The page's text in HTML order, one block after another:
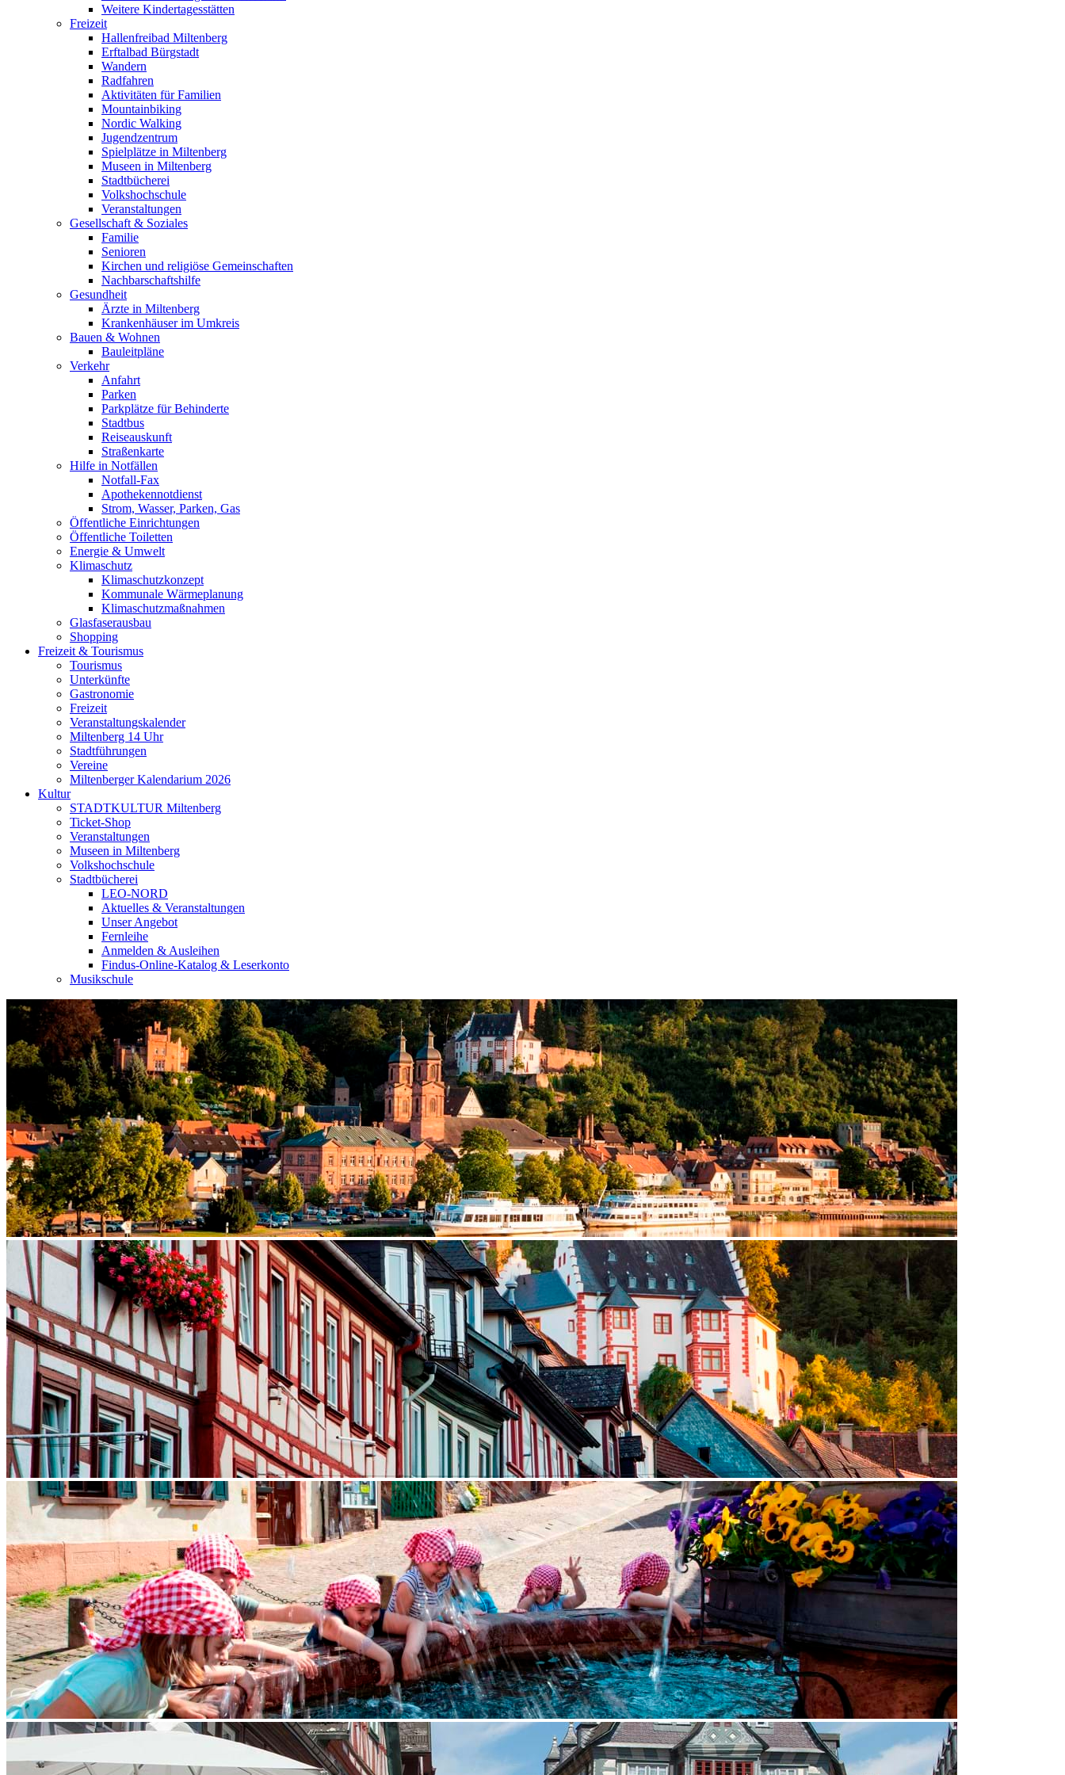
Weitere Kindertagesstätten
Freizeit
Hallenfreibad Miltenberg
Erftalbad Bürgstadt
Wandern
Radfahren
Aktivitäten für Familien
Mountainbiking
Nordic Walking
Jugendzentrum
Spielplätze in Miltenberg
Museen in Miltenberg
Stadtbücherei
Volkshochschule
Veranstaltungen
Gesellschaft & Soziales
Familie
Senioren
Kirchen und religiöse Gemeinschaften
Nachbarschaftshilfe
Gesundheit
Ärzte in Miltenberg
Krankenhäuser im Umkreis
Bauen & Wohnen
Bauleitpläne
Verkehr
Anfahrt
Parken
Parkplätze für Behinderte
Stadtbus
Reiseauskunft
Straßenkarte
Hilfe in Notfällen
Notfall-Fax
Apothekennotdienst
Strom, Wasser, Parken, Gas
Öffentliche Einrichtungen
Öffentliche Toiletten
Energie & Umwelt
Klimaschutz
Klimaschutzkonzept
Kommunale Wärmeplanung
Klimaschutzmaßnahmen
Glasfaserausbau
Shopping
Freizeit & Tourismus
Tourismus
Unterkünfte
Gastronomie
Freizeit
Veranstaltungskalender
Miltenberg 14 Uhr
Stadtführungen
Vereine
Miltenberger Kalendarium 2026
Kultur
STADTKULTUR Miltenberg
Ticket-Shop
Veranstaltungen
Museen in Miltenberg
Volkshochschule
Stadtbücherei
LEO-NORD
Aktuelles & Veranstaltungen
Unser Angebot
Fernleihe
Anmelden & Ausleihen
Findus-Online-Katalog & Leserkonto
Musikschule